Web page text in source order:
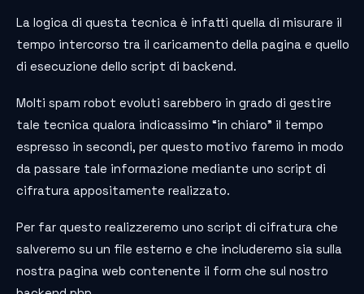
La logica di questa tecnica è infatti quella di misurare il
tempo intercorso tra il caricamento della pagina e quello
di esecuzione dello script di backend.
Molti spam robot evoluti sarebbero in grado di gestire
tale tecnica qualora indicassimo “in chiaro” il tempo
espresso in secondi, per questo motivo faremo in modo
da passare tale informazione mediante uno script di
cifratura appositamente realizzato.
Per far questo realizzeremo uno script di cifratura che
salveremo su un file esterno e che includeremo sia sulla
nostra pagina web contenente il form che sul nostro